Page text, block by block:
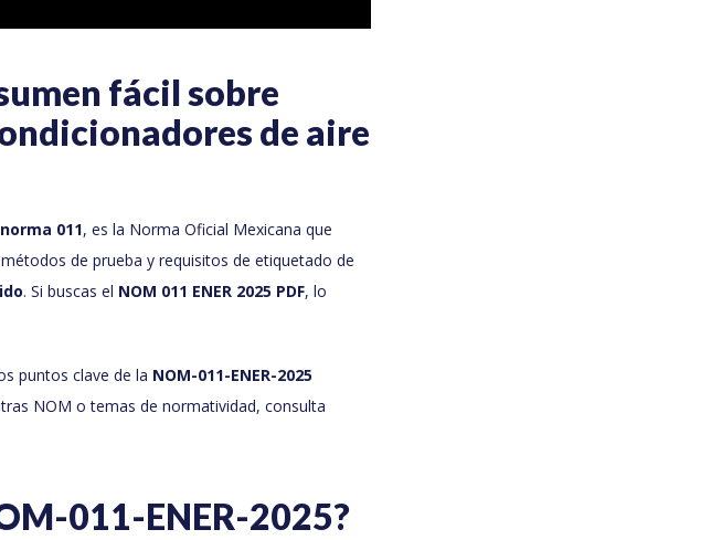
fácil sobre
de aire
norma 011, es la Norma Oficial Mexicana que
de prueba y requisitos de etiquetado de
. Si buscas el NOM 011 ENER 2025 PDF, lo
puntos clave de la NOM-011-ENER-2025
NOM o temas de normatividad, consulta
011-ENER-2025?